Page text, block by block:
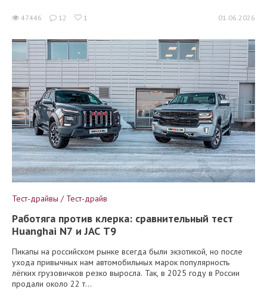
47446 12 1 01.06.2026
Тест-драйвы / Тест-драйв
Работяга против клерка: сравнительный тест
Huanghai N7 и JAC T9
Пикапы на российском рынке всегда были экзотикой, но после
ухода привычных нам автомобильных марок популярность
лёгких грузовичков резко выросла. Так, в 2025 году в России
продали около 22 т...